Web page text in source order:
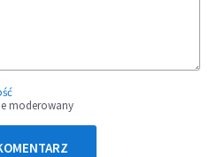
moderowany